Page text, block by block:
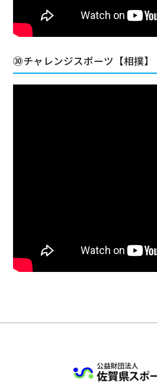
㉚チャレンジスポーツ【相撲】